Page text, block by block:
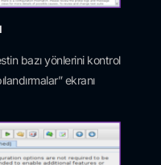
bazı yönlerini kontrol
ekranı